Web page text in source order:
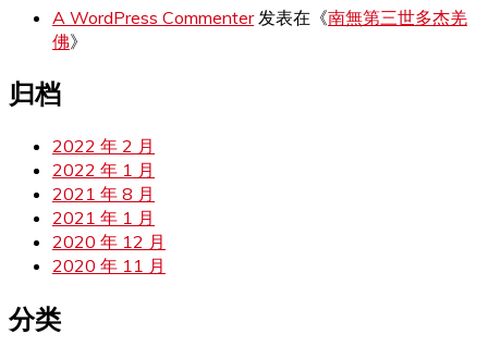
A WordPress Commenter发表在《南無第三世多杰羌
佛》
归档
2022 年 2 月
2022 年 1 月
2021 年 8 月
2021 年 1 月
2020 年 12 月
2020 年 11 月
分类